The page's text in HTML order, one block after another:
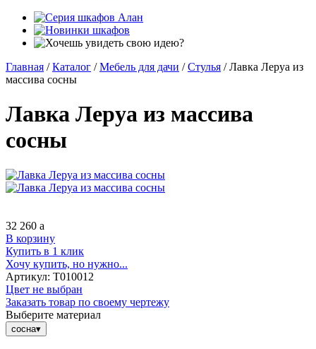
Главная / Каталог / Мебель для дачи / Стулья / Лавка Леруа из
массива сосны
Лавка Леруа из массива
сосны
32 260 a
В корзину
Купить в 1 клик
Хочу купить, но нужно...
Артикул: Т010012
Цвет не выбран
Заказать товар по своему чертежу
Выберите материал
сосна▾